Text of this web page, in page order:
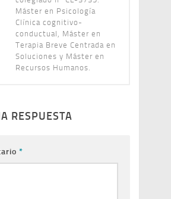
Máster en Psicología
Clínica cognitivo-
conductual, Máster en
Terapia Breve Centrada en
Soluciones y Máster en
Recursos Humanos.
RESPUESTA
*